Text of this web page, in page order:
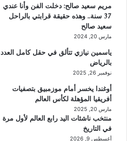
مريم سعيد صالح: دخلت الفن وأنا عندي
37 سنة.. وهذه حقيقة قرابتي بالراحل
سعيد صالح
مارس 20, 2024
ياسمين نيازي تتألق في حقل كامل العدد
بالرياض
نوفمبر 26, 2025
أوغندا يخسر أمام موزمبيق بتصفيات
أفريقيا المؤهلة لكأس العالم
مارس 20, 2025
منتخب ناشئات اليد رابع العالم لأول مرة
في التاريخ
أغسطس 9, 2026